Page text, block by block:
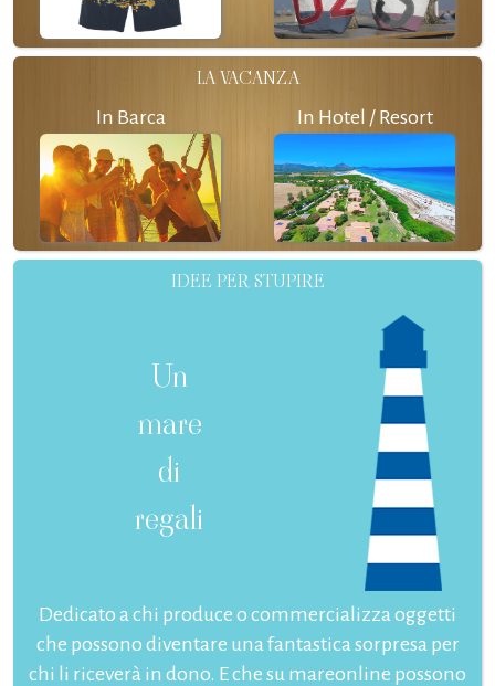
LA VACANZA
In Barca In Hotel / Resort
IDEE PER STUPIRE
Un
mare
di
regali
Dedicato a chi produce o commercializza oggetti
che possono diventare una fantastica sorpresa per
chi li riceverà in dono. E che su mareonline possono